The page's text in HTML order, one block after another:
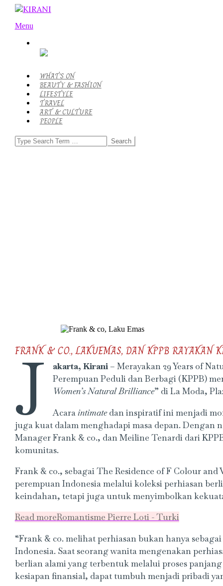
Skip
content
Primary
Menu
Menu
WHAT’S ON
BEAUTY & FASHION
LIFESTYLE
TRAVEL
ART & CULTURE
PEOPLE
Search
FRANK & CO., LAKUEMAS, DAN KPPB
J akarta, Kirani– Merayakan 29 Years of
Perempuan Peduli dan Berbagi (KPPB)
Women’s Natural Brilliance” di La Moda,
Acaraintimatedan inspiratif ini menjadi
juga kuat dalam menghadapi masa depan.
Manager Frank & co., dan Meiline Tenardi dari
komunitas.
Frank & co., sebagai The Residence of F Colour
perempuan Indonesia melalui koleksi perhiasan
keindahan, tetapi juga untuk menyimbolkan
Read moreRomantisme Pierre Loti - Turki
“Frank & co. melihat perhiasan bukan hanya
Indonesia. Saat seorang wanita mengenakan
berlian alami yang terbentuk melalui proses
kesiapan finansial, dapat tumbuh menjadi pribadi